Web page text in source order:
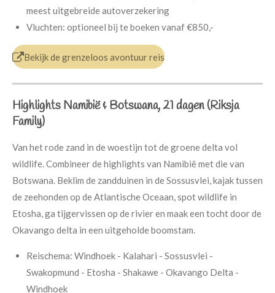
meest uitgebreide autoverzekering
Vluchten: optioneel bij te boeken vanaf €850,-
Bekijk de grenzeloos avontuur reis
Highlights Namibië & Botswana, 21 dagen(Riksja
Family)
Van het rode zand in de woestijn tot de groene delta vol
wildlife. Combineer de highlights van Namibië met die van
Botswana. Beklim de zandduinen in de Sossusvlei, kajak tussen
de zeehonden op de Atlantische Oceaan, spot wildlife in
Etosha, ga tijgervissen op de rivier en maak een tocht door de
Okavango delta in een uitgeholde boomstam.
Reischema: Windhoek - Kalahari - Sossusvlei -
Swakopmund - Etosha - Shakawe - Okavango Delta -
Windhoek